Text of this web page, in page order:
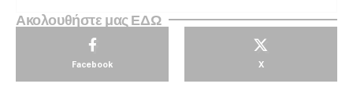
Ακολουθήστε μας ΕΔΩ
Facebook X